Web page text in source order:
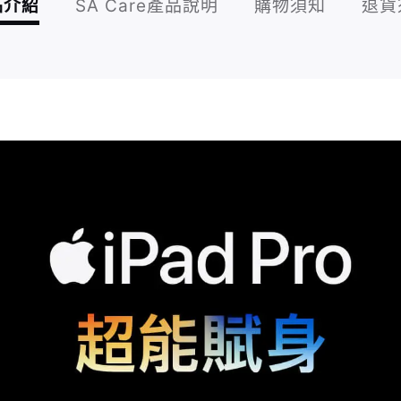
紹 SA Care產品說明 購物須知 退